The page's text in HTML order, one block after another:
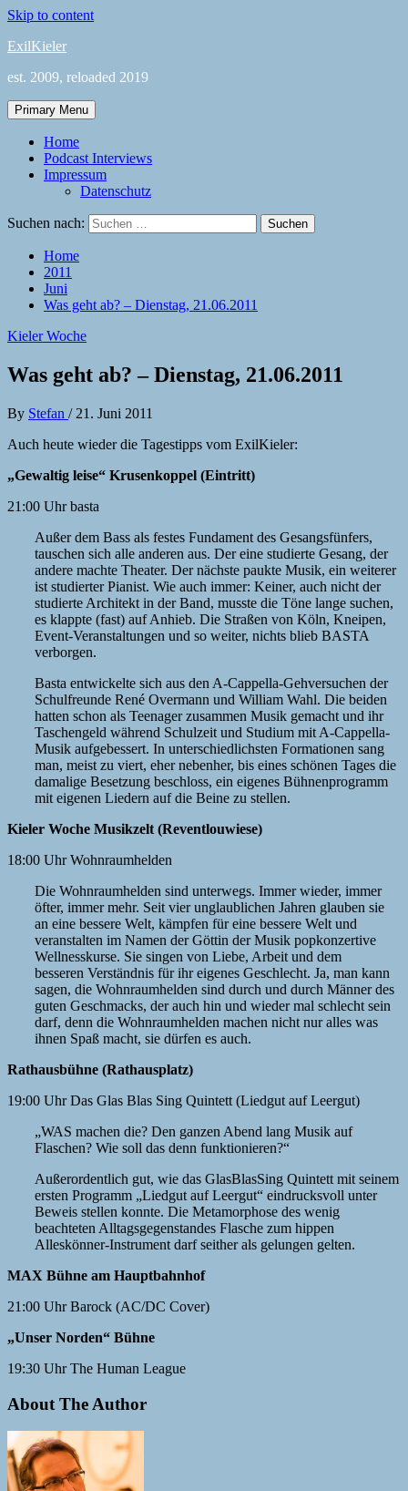
Skip to content
ExilKieler
est. 2009, reloaded 2019
Primary Menu
Home
Podcast Interviews
Impressum
Datenschutz
Suchen nach:
Home
2011
Juni
Was geht ab? – Dienstag, 21.06.2011
Kieler Woche
Was geht ab? – Dienstag, 21.06.2011
By Stefan / 21. Juni 2011
Auch heute wieder die Tagestipps vom ExilKieler:
„Gewaltig leise“ Krusenkoppel (Eintritt)
21:00 Uhr basta
Außer dem Bass als festes Fundament des Gesangsfünfers,
tauschen sich alle anderen aus. Der eine studierte Gesang, der
andere machte Theater. Der nächste paukte Musik, ein weiterer
ist studierter Pianist. Wie auch immer: Keiner, auch nicht der
studierte Architekt in der Band, musste die Töne lange suchen,
es klappte (fast) auf Anhieb. Die Straßen von Köln, Kneipen,
Event-Veranstaltungen und so weiter, nichts blieb BASTA
verborgen.
Basta entwickelte sich aus den A-Cappella-Gehversuchen der
Schulfreunde René Overmann und William Wahl. Die beiden
hatten schon als Teenager zusammen Musik gemacht und ihr
Taschengeld während Schulzeit und Studium mit A-Cappella-
Musik aufgebessert. In unterschiedlichsten Formationen sang
man, meist zu viert, eher nebenher, bis eines schönen Tages die
damalige Besetzung beschloss, ein eigenes Bühnenprogramm
mit eigenen Liedern auf die Beine zu stellen.
Kieler Woche Musikzelt (Reventlouwiese)
18:00 Uhr Wohnraumhelden
Die Wohnraumhelden sind unterwegs. Immer wieder, immer
öfter, immer mehr. Seit vier unglaublichen Jahren glauben sie
an eine bessere Welt, kämpfen für eine bessere Welt und
veranstalten im Namen der Göttin der Musik popkonzertive
Wellnesskurse. Sie singen von Liebe, Arbeit und dem
besseren Verständnis für ihr eigenes Geschlecht. Ja, man kann
sagen, die Wohnraumhelden sind durch und durch Männer des
guten Geschmacks, der auch hin und wieder mal schlecht sein
darf, denn die Wohnraumhelden machen nicht nur alles was
ihnen Spaß macht, sie dürfen es auch.
Rathausbühne (Rathausplatz)
19:00 Uhr Das Glas Blas Sing Quintett (Liedgut auf Leergut)
„WAS machen die? Den ganzen Abend lang Musik auf
Flaschen? Wie soll das denn funktionieren?“
Außerordentlich gut, wie das GlasBlasSing Quintett mit seinem
ersten Programm „Liedgut auf Leergut“ eindrucksvoll unter
Beweis stellen konnte. Die Metamorphose des wenig
beachteten Alltagsgegenstandes Flasche zum hippen
Alleskönner-Instrument darf seither als gelungen gelten.
MAX Bühne am Hauptbahnhof
21:00 Uhr Barock (AC/DC Cover)
„Unser Norden“ Bühne
19:30 Uhr The Human League
About The Author